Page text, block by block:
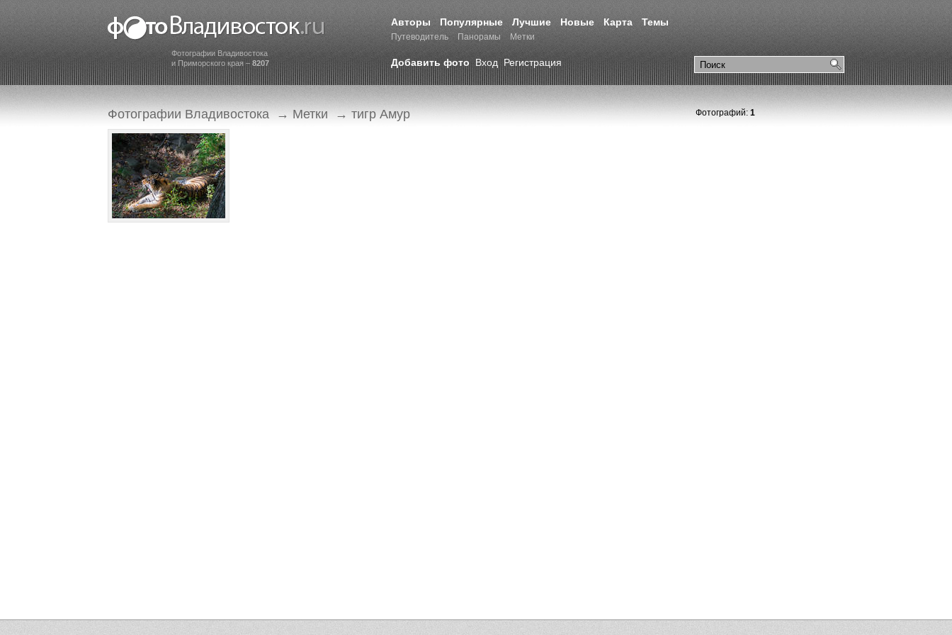
Фотографии Владивостока
и Приморского края – 8207
Авторы Популярные Лучшие Новые Карта Темы
Путеводитель Панорамы Метки
Добавить фото Вход Регистрация
Фотографии Владивостока → Метки → тигр Амур Фотографий: 1